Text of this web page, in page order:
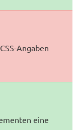
Angaben
eine